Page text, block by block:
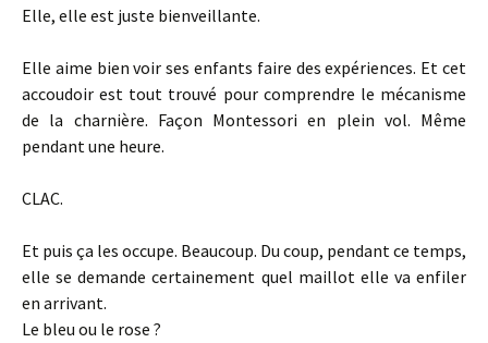
Elle, elle est juste bienveillante.
Elle aime bien voir ses enfants faire des expériences. Et cet
accoudoir est tout trouvé pour comprendre le mécanisme
de la charnière. Façon Montessori en plein vol. Même
pendant une heure.
CLAC.
Et puis ça les occupe. Beaucoup. Du coup, pendant ce temps,
elle se demande certainement quel maillot elle va enfiler
en arrivant.
Le bleu ou le rose ?